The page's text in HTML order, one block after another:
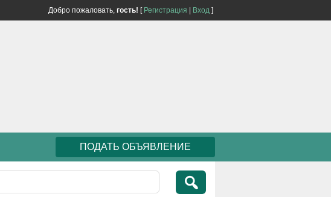
Добро пожаловать, гость! [ Регистрация Вход ]
ПОДАТЬ ОБЪЯВЛЕНИЕ